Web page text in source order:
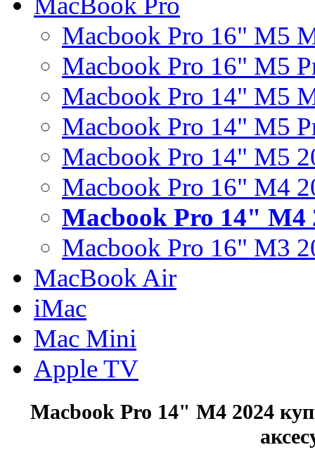
Macbook Pro 16" M5
Macbook Pro 16" M5
Macbook Pro 14" M5
Macbook Pro 14" M5
Macbook Pro 14" M5
Macbook Pro 16" M4
Macbook Pro 14" M4
Macbook Pro 16" M3
MacBook Air
iMac
Mac Mini
Apple TV
Macbook Pro 14" M4 2024